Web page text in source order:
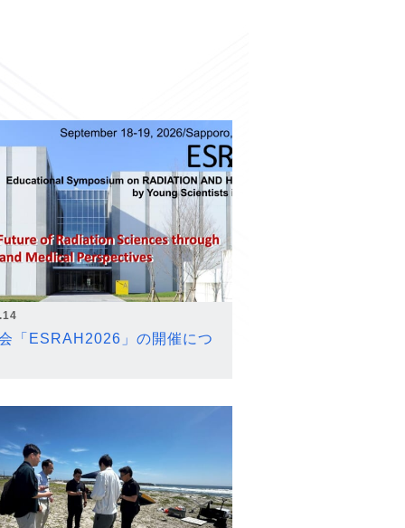
「ESRAH2026」の開催につ